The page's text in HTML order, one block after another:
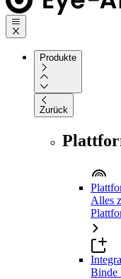
Produkte
Zurück
Alles
Binde